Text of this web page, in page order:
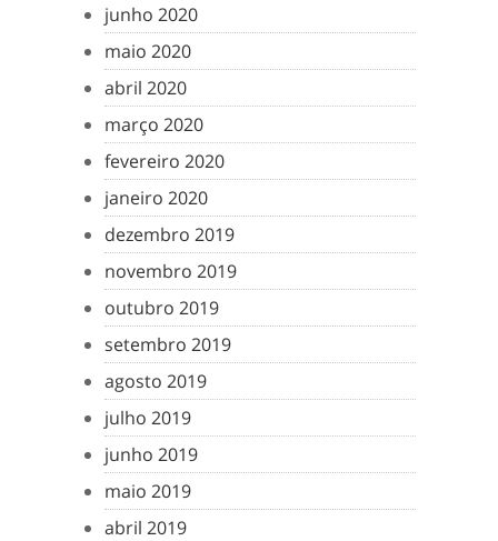
junho 2020
maio 2020
abril 2020
março 2020
fevereiro 2020
janeiro 2020
dezembro 2019
novembro 2019
outubro 2019
setembro 2019
agosto 2019
julho 2019
junho 2019
maio 2019
abril 2019